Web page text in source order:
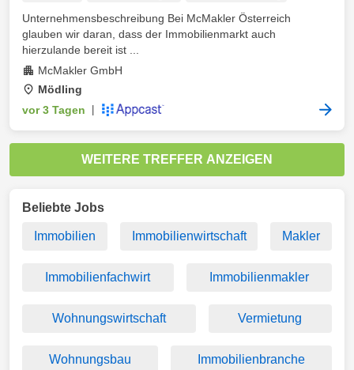
Unternehmensbeschreibung Bei McMakler Österreich
glauben wir daran, dass der Immobilienmarkt auch
hierzulande bereit ist ...
McMakler GmbH
Mödling
vor 3 Tagen
WEITERE TREFFER ANZEIGEN
Beliebte Jobs
Immobilien Immobilienwirtschaft Makler
Immobilienfachwirt Immobilienmakler
Wohnungswirtschaft Vermietung
Wohnungsbau Immobilienbranche